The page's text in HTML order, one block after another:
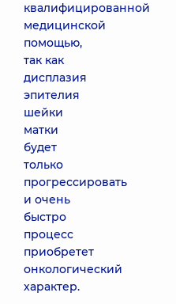
квалифицированной
медицинской
помощью,
так как
дисплазия
эпителия
шейки
матки
будет
только
прогрессировать
и очень
быстро
процесс
приобретет
онкологический
характер.